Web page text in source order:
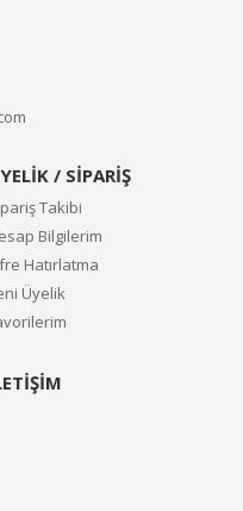
/ SİPARİŞ
Takibi
Bilgilerim
Hatırlatma
Üyelik